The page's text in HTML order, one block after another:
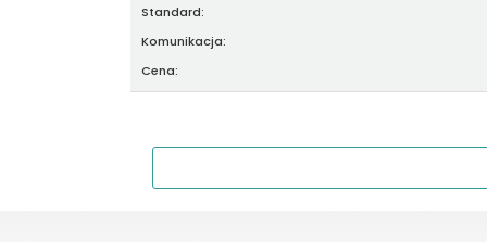
Standard:
Komunikacja:
Cena: